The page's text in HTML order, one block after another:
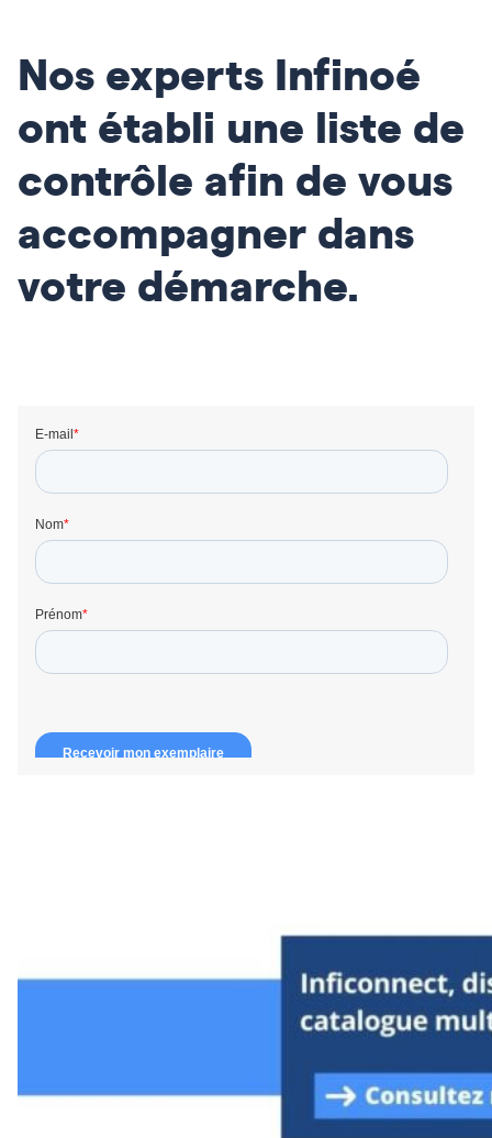
Nos experts Infinoé
ont établi une liste de
contrôle afin de vous
accompagner dans
votre démarche.